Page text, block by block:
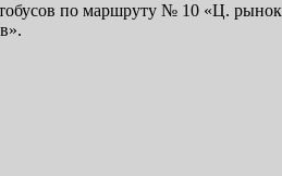
по маршруту № 10 «Ц.